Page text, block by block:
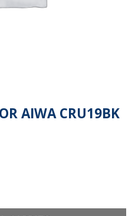
AIWA CRU19BK